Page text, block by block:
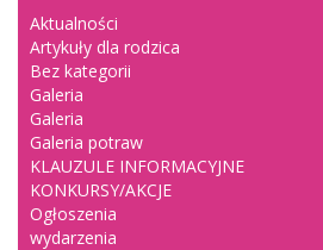
Aktualności
Artykuły dla rodzica
Bez kategorii
Galeria
Galeria
Galeria potraw
KLAUZULE INFORMACYJNE
KONKURSY/AKCJE
Ogłoszenia
wydarzenia